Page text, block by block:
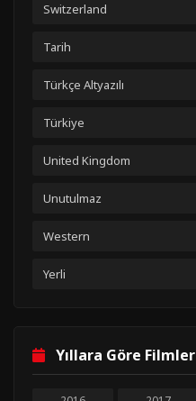
Switzerland
Tarih
Türkçe Altyazılı
Türkiye
United Kingdom
Unutulmaz
Western
Yerli
Yıllara Göre Filmler